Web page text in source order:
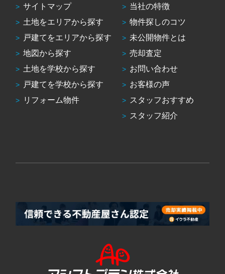
サイトマップ
土地をエリアから探す
戸建てをエリアから探す
地図から探す
土地を学校から探す
戸建てを学校から探す
リフォーム物件
当社の特徴
物件探しのコツ
未公開物件とは
売却査定
お問い合わせ
お客様の声
スタッフおすすめ
スタッフ紹介